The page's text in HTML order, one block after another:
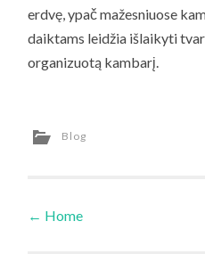
erdvę, ypač mažesniuose
daiktams leidžia išlaikyti
organizuotą kambarį.
Blog
Post
← Home